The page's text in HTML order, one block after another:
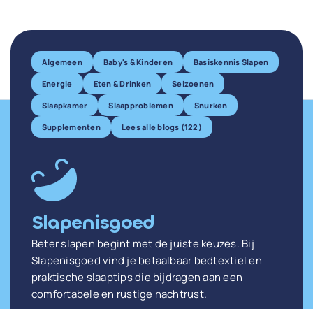
Algemeen Baby's & Kinderen Basiskennis Slapen
Energie Eten & Drinken Seizoenen
Slaapkamer Slaapproblemen Snurken
Supplementen Lees alle blogs (122)
Slapenisgoed
Beter slapen begint met de juiste keuzes. Bij
Slapenisgoed vind je betaalbaar bedtextiel en
praktische slaaptips die bijdragen aan een
comfortabele en rustige nachtrust.